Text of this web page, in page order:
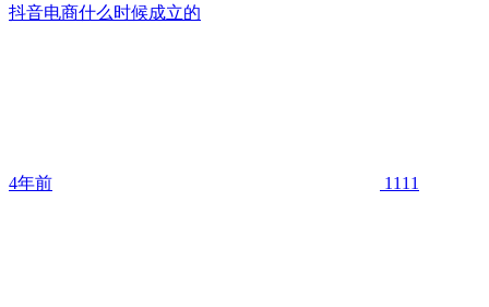
抖音电商什么时候成立的
4年前 1111